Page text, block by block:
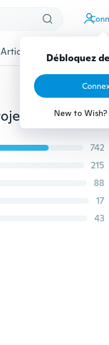
Débloquez
New to Wish?
Articles pour animaux
HEYOMART 2PCS 4INCH 5INCH 7INCH LED Spots Projecteur Combo Faisceau de Travail Barre de Lumière Lampe Conduite Antibrouillard pour SUV Tout-Terrain 4x4WD Voiture Bateau Camion ATV Jeep Véhicule 60W/84W/120W
742
215
88
17
43